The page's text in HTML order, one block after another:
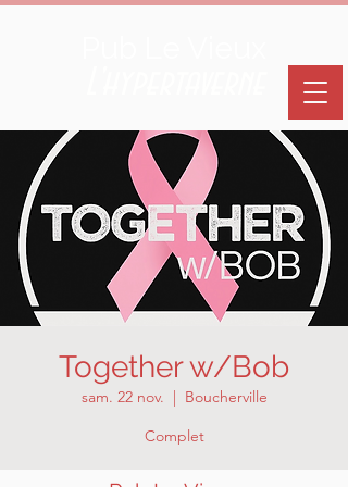
Together w/Bob
sam. 22 nov.
  |
Boucherville
Complet